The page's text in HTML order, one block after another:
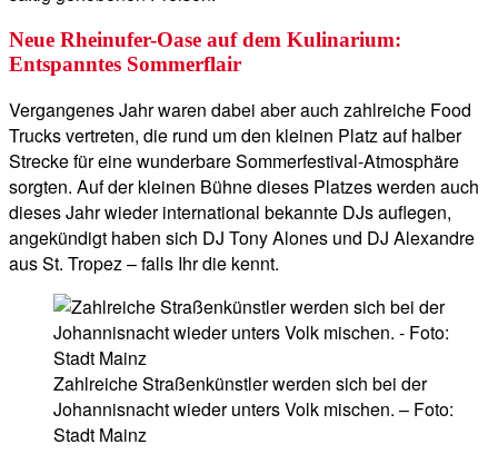
Neue Rheinufer-Oase auf dem Kulinarium:
Entspanntes Sommerflair
Vergangenes Jahr waren dabei aber auch zahlreiche Food
Trucks vertreten, die rund um den kleinen Platz auf halber
Strecke für eine wunderbare Sommerfestival-Atmosphäre
sorgten. Auf der kleinen Bühne dieses Platzes werden auch
dieses Jahr wieder international bekannte DJs auflegen,
angekündigt haben sich DJ Tony Alones und DJ Alexandre
aus St. Tropez – falls Ihr die kennt.
Zahlreiche Straßenkünstler werden sich bei der
Johannisnacht wieder unters Volk mischen. – Foto:
Stadt Mainz